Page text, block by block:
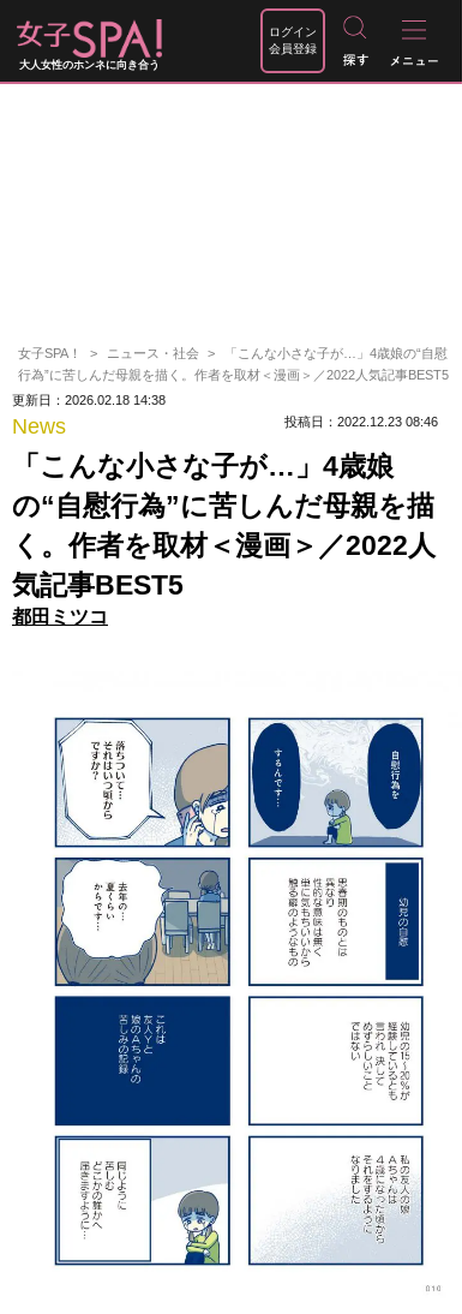
大人女性のホンネに向き合う
ログイン
会員登録
女子SPA！ ニュース・社会
「こんな小さな子が…」4歳娘の“自慰
行為”に苦しんだ母親を描く。作者を取材＜漫画＞／2022人気記事BEST5
更新日：2026.02.18 14:38
News 投稿日：2022.12.23 08:46
「こんな小さな子が…」4歳娘
の“自慰行為”に苦しんだ母親を描
く。作者を取材＜漫画＞／2022人
気記事BEST5
都田ミツコ